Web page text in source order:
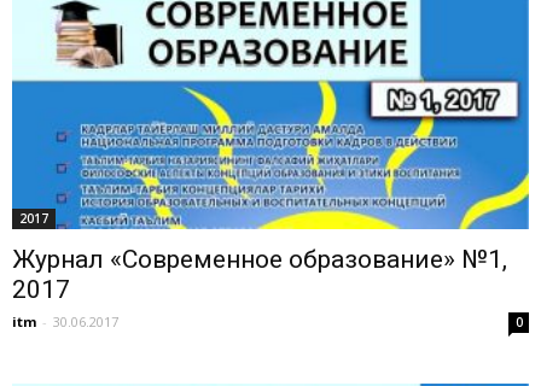
2017
Журнал «Современное образование» №1,
2017
itm - 30.06.2017 0